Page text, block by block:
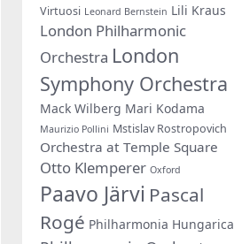
Virtuosi Leonard Bernstein Lili Kraus
London Philharmonic
Orchestra London
Symphony Orchestra
Mack Wilberg Mari Kodama
Maurizio Pollini Mstislav Rostropovich
Orchestra at Temple Square
Otto Klemperer Oxford
Paavo Järvi Pascal
Rogé Philharmonia Hungarica